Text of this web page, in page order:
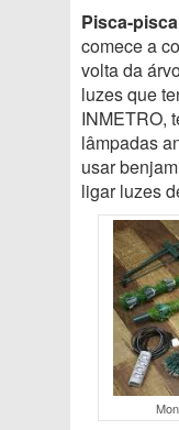
Pisca-
comece a
volta da
luzes que
INMETRO,
lâmpadas
usar
ligar luzes